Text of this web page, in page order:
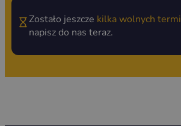
Zostało jeszcze kilka wolnych
napisz do nas teraz.